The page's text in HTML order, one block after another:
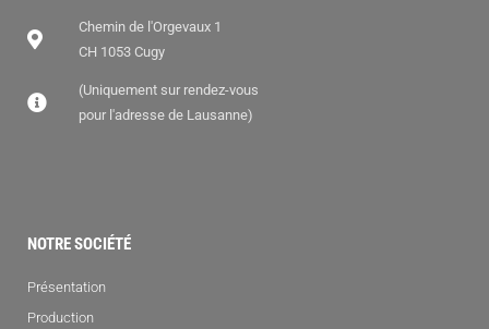
Chemin de l'Orgevaux 1
CH 1053 Cugy
(Uniquement sur rendez-vous
pour l'adresse de Lausanne)
NOTRE SOCIÉTÉ
Présentation
Production